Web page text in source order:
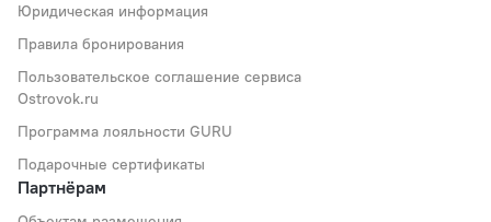
Юридическая информация
Правила бронирования
Пользовательское соглашение сервиса
Ostrovok.ru
Программа лояльности GURU
Подарочные сертификаты
Партнёрам